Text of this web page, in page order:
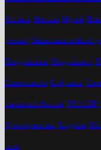
Митинг Москва Музей
речкой Опалённые войной
Поздравляем Поздравляет
Савостьянов Собрание
писателей России ТРО СПР
Урок мужества Ходулин
поэт